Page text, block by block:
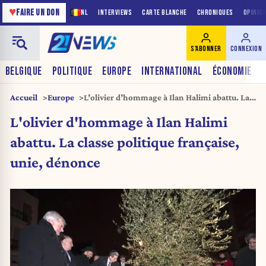
NL INTERVIEWS CARTE BLANCHE CHRONIQUES
♥FAIRE UN DON
BELGIQUE POLITIQUE EUROPE INTERNATIONAL ÉCONOMIE
S'ABONNER CONNEXION
Accueil Europe
L’olivier d’hommage à Ilan Halimi abattu. La
L'olivier d'hommage à Ilan Halimi
abattu. La classe politique française,
unie, dénonce